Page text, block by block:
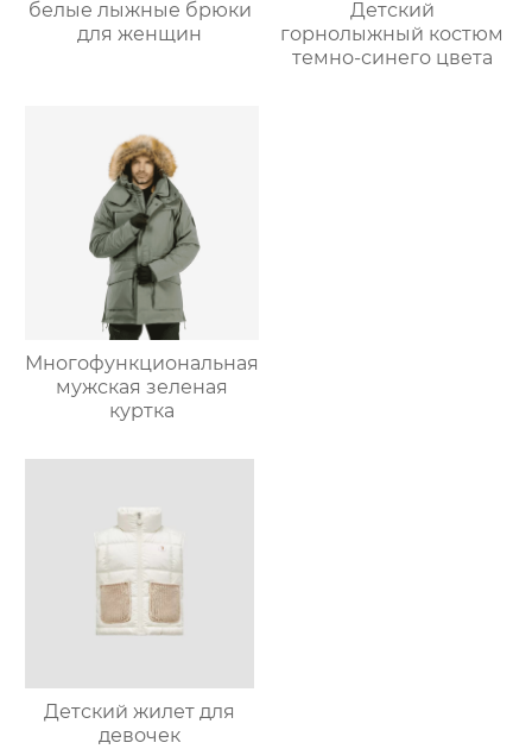
белые лыжные брюки
для женщин
Детский
горнолыжный костюм
темно-синего цвета
Многофункциональная
мужская зеленая
куртка
Детский жилет для
девочек